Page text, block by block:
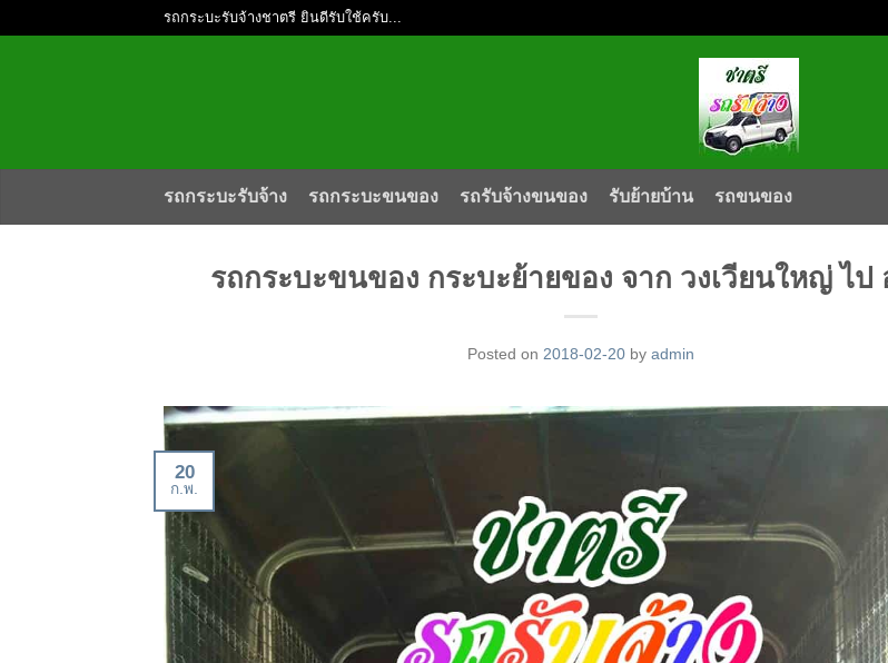
รถกระบะรับจ้างชาตรี ยินดีรับใช้ครับ...
รถกระบะรับจ้าง รถกระบะขนของ รถรับจ้างขนของ รับย้ายบ้าน รถขนของ
รถกระบะขนของ กระบะย้ายของ จาก วงเวียนใหญ่ ไป
Posted on 2018-02-20by admin
20
ก.พ.